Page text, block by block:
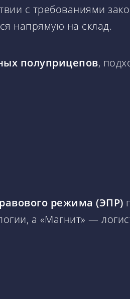
с требованиями
напрямую на склад.
полуприцепов,
режима (ЭПР)
а «Магнит» —